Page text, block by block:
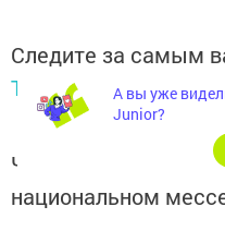
Следите за самым
Telegram-канале
Читайте новости
национальном
А вы уже
Junior?